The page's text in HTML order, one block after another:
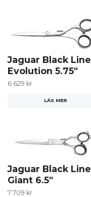
Jaguar Black Line
Evolution 5.75"
6 629 kr
LÄS MER
Jaguar Black Line
Giant 6.5"
7 709 kr